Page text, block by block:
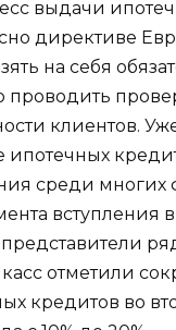
выдачи
директиве
на себя
проводить
клиентов.
ипотечных
среди многих
вступления
представители
отметили
кредитов во